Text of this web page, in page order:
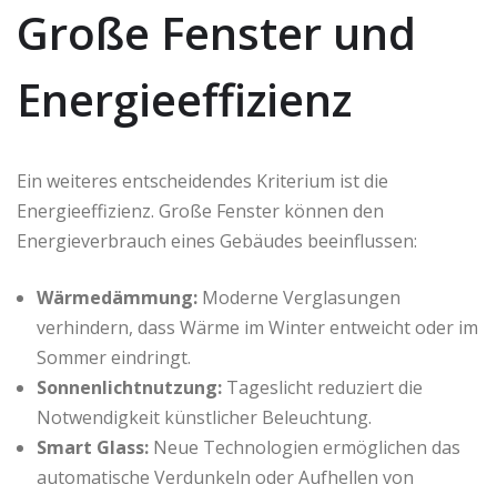
Große Fenster und
Energieeffizienz
Ein weiteres entscheidendes Kriterium ist die
Energieeffizienz. Große Fenster können den
Energieverbrauch eines Gebäudes beeinflussen:
Wärmedämmung: Moderne Verglasungen
verhindern, dass Wärme im Winter entweicht oder im
Sommer eindringt.
Sonnenlichtnutzung: Tageslicht reduziert die
Notwendigkeit künstlicher Beleuchtung.
Smart Glass: Neue Technologien ermöglichen das
automatische Verdunkeln oder Aufhellen von